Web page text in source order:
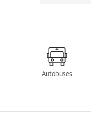
Autobuses